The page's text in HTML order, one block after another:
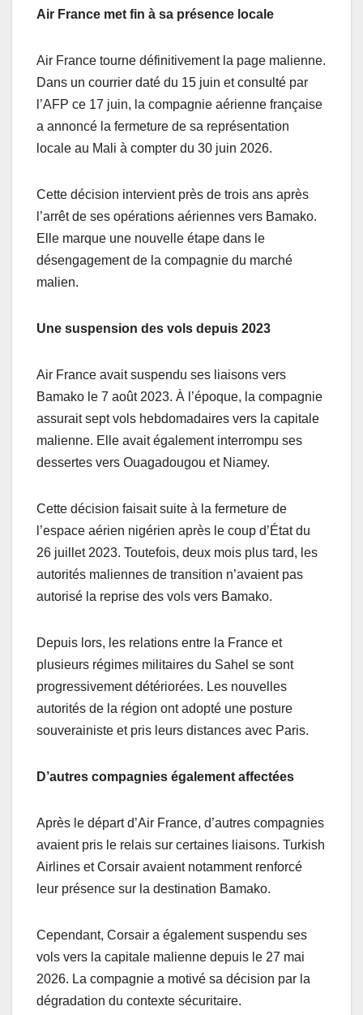
Air France met fin à sa présence locale
Air France tourne définitivement la page malienne.
Dans un courrier daté du 15 juin et consulté par
l’AFP ce 17 juin, la compagnie aérienne française
a annoncé la fermeture de sa représentation
locale au Mali à compter du 30 juin 2026.
Cette décision intervient près de trois ans après
l’arrêt de ses opérations aériennes vers Bamako.
Elle marque une nouvelle étape dans le
désengagement de la compagnie du marché
malien.
Une suspension des vols depuis 2023
Air France avait suspendu ses liaisons vers
Bamako le 7 août 2023. À l’époque, la compagnie
assurait sept vols hebdomadaires vers la capitale
malienne. Elle avait également interrompu ses
dessertes vers Ouagadougou et Niamey.
Cette décision faisait suite à la fermeture de
l’espace aérien nigérien après le coup d’État du
26 juillet 2023. Toutefois, deux mois plus tard, les
autorités maliennes de transition n’avaient pas
autorisé la reprise des vols vers Bamako.
Depuis lors, les relations entre la France et
plusieurs régimes militaires du Sahel se sont
progressivement détériorées. Les nouvelles
autorités de la région ont adopté une posture
souverainiste et pris leurs distances avec Paris.
D’autres compagnies également affectées
Après le départ d’Air France, d’autres compagnies
avaient pris le relais sur certaines liaisons. Turkish
Airlines et Corsair avaient notamment renforcé
leur présence sur la destination Bamako.
Cependant, Corsair a également suspendu ses
vols vers la capitale malienne depuis le 27 mai
2026. La compagnie a motivé sa décision par la
dégradation du contexte sécuritaire.